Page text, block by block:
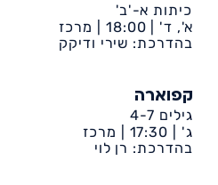
כיתות א-'ב'
א', ד' | 18:00 |
מרכז
קהילתי דיונה
בהדרכת: שירי ודיקק
קפוארה
גילים 4-7
ג' | 17:30 |
מרכז
קהילתי דיונה
בהדרכת: רן לוי